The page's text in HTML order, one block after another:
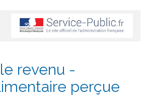
revenu -
perçue